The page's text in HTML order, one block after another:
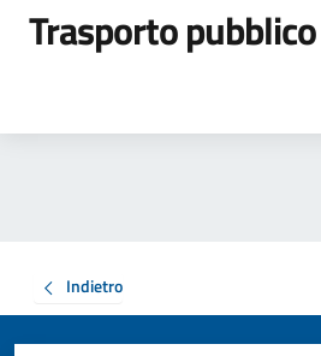
Trasporto pubblico
Indietro